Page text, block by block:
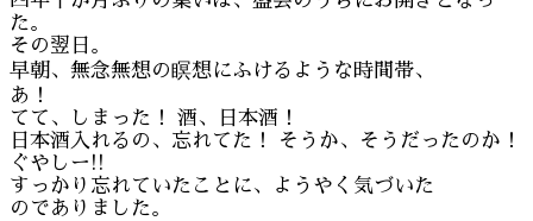
た。
その翌日。
早朝、無念無想の瞑想にふけるような時間帯、
あ！
てて、しまった！ 酒、日本酒！
日本酒入れるの、忘れてた！ そうか、そうだったのか！
ぐやしー!!
すっかり忘れていたことに、ようやく気づいた
のでありました。